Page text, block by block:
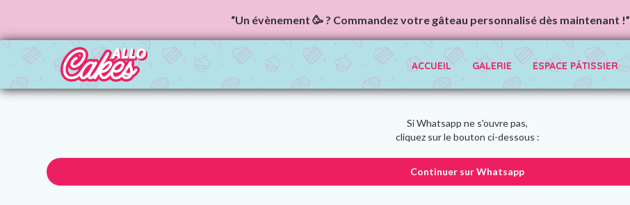
“Un évènement 🥳 ? Commandez votre gâteau personnalisé dès maintenant !”
ACCUEIL GALERIE ESPACE PÂTISSIER
Si Whatsapp ne s'ouvre pas,
cliquez sur le bouton ci-dessous :
Continuer sur Whatsapp